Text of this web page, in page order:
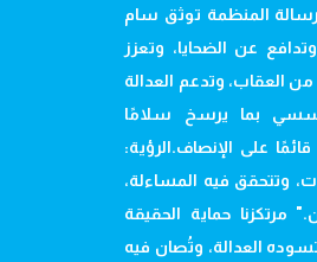
رسالة المنظمة توثق سام
عن الضحايا، وتعزز
العقاب، وتدعم العدالة
بما يرسخ سلامًا
على الإنصاف.الرؤية:
وتتحقق فيه المساءلة،
مرتكزنا حماية الحقيقة
تسوده العدالة، وتُصان فيه